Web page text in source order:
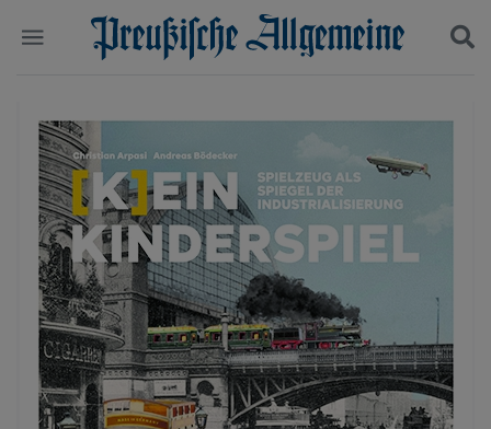
Politik
Wirtschaft
Panorama
Gesellschaft
Leben
Geschichte
Ostpreußen
Pommern
Berlin-Brandenburg
Schlesien
Danzig und Westpreußen
Bücher
Suchen und finden